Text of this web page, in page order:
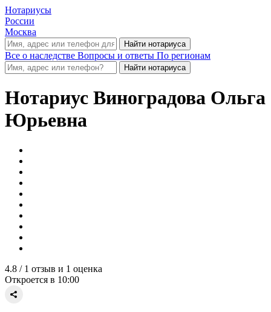
Нотариусы
России
Москва
Все о наследстве Вопросы и ответы По регионам
Нотариус Виноградова Ольга
Юрьевна
4.8 / 1 отзыв и 1 оценка
Откроется в 10:00